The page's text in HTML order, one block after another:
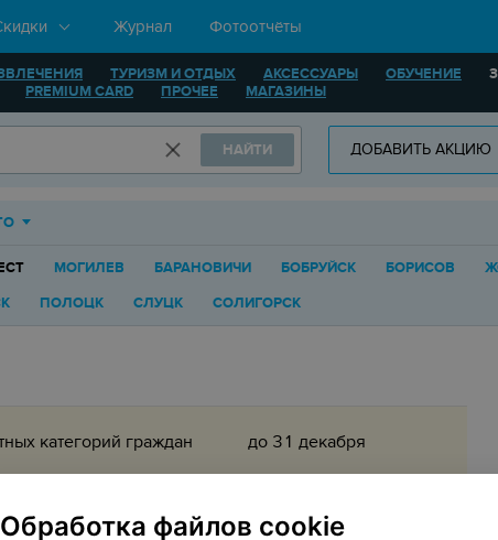
Журнал Фотоотчёты
ТУРИЗМ И ОТДЫХ АКСЕССУАРЫ ОБУЧЕНИЕ
PREMIUM CARD ПРОЧЕЕ МАГАЗИНЫ
НАЙТИ ДОБАВИТЬ АКЦИЮ
МОГИЛЕВ БАРАНОВИЧИ БОБРУЙСК БОРИСОВ
ПОЛОЦК СЛУЦК СОЛИГОРСК
категорий граждан до 31 декабря
категорий граждан до 31 декабря
Обработка файлов cookie